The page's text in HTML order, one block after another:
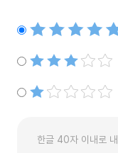
별점5개
별점3개
별점1개